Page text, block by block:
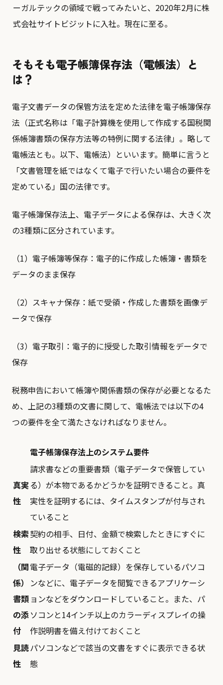
ーガルテックの領域で戦ってみたいと、2020年2月に株
式会社サイトビジットに入社。現在に至る。
そもそも電子帳簿保存法（電帳法）と
は？
電子文書データの保管方法を定めた法律を電子帳簿保存
法（正式名称は「電子計算機を使用して作成する国税関
係帳簿書類の保存方法等の特例に関する法律」。略して
電帳法とも。以下、電帳法）といいます。簡単に言うと
「文書管理を紙ではなくて電子で行いたい場合の要件を
定めている」国の法律です。
電子帳簿保存法上、電子データによる保存は、大きく次
の3種類に区分されています。
（1）電子帳簿等保存：電子的に作成した帳簿・書類を
データのまま保存
（2）スキャナ保存：紙で受領・作成した書類を画像デ
ータで保存
（3）電子取引：電子的に授受した取引情報をデータで
保存
税務申告において帳簿や関係書類の保存が必要となるた
め、上記の3種類の文書に関して、電帳法では以下の4
つの要件を全て満たさなければなりません。
電子帳簿保存法上のシステム要件
真実
性
請求書などの重要書類（電子データで保管してい
る）が本物であるかどうかを証明できること。真
実性を証明するには、タイムスタンプが付与され
ていること
検索
性
契約の相手、日付、金額で検索したときにすぐに
取り出せる状態にしておくこと
（関
係）
書類
の添
付
電子データ（電磁的記録）を保存しているパソコ
ンなどに、電子データを閲覧できるアプリケーシ
ョンなどをダウンロードしていること。また、パ
ソコンと14インチ以上のカラーディスプレイの操
作説明書を備え付けておくこと
見読
性
パソコンなどで該当の文書をすぐに表示できる状
態